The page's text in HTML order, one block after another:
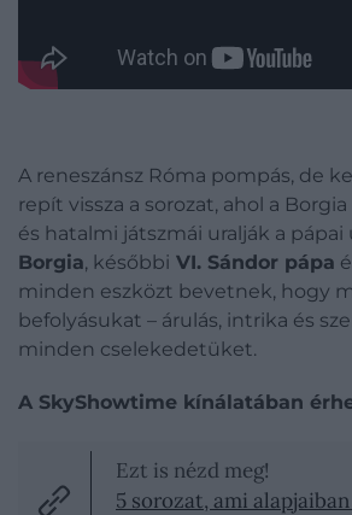
A reneszánsz Róma pompás, de
repít vissza a sorozat, ahol a
és hatalmi játszmái uralják a pápai
Borgia, későbbi VI. Sándor pápa
minden eszközt bevetnek, hogy
befolyásukat – árulás, intrika és
minden cselekedetüket.
A SkyShowtime kínálatában
Ezt is nézd meg!
5 sorozat, ami